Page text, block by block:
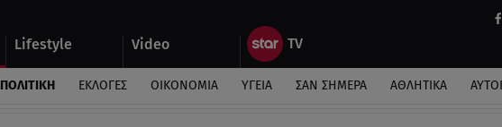
Lifestyle Video
ΠΟΛΙΤΙΚΗ ΕΚΛΟΓΕΣ ΟΙΚΟΝΟΜΙΑ ΥΓΕΙΑ ΣΑΝ ΣΗΜΕΡΑ ΑΘΛΗΤΙΚΑ